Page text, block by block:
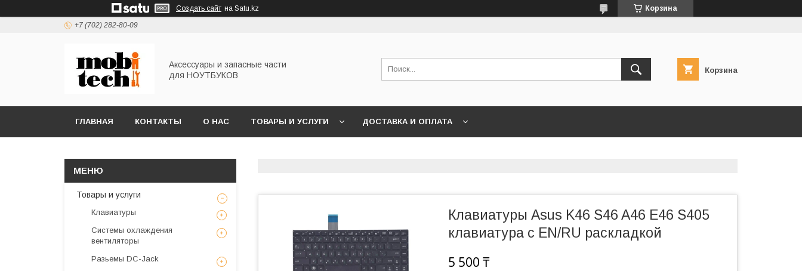
Создать сайт на Satu.kz Корзина
+7 (702) 282-80-09
Аксессуары и запасные части
для НОУТБУКОВ
Корзина
ГЛАВНАЯ КОНТАКТЫ О НАС ТОВАРЫ И УСЛУГИ ДОСТАВКА И ОПЛАТА
Клавиатуры Asus K46 S46 A46 E46 S405
клавиатура c EN/RU раскладкой
5 500 ₸
Товары и услуги
Клавиатуры
Системы охлаждения
вентиляторы
Разьемы DC-Jack